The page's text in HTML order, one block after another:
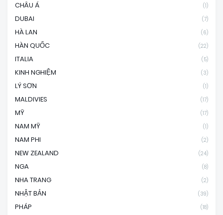
CHÂU Á (1)
DUBAI (7)
HÀ LAN (6)
HÀN QUỐC (22)
ITALIA (5)
KINH NGHIỆM (3)
LÝ SƠN (1)
MALDIVIES (17)
MỸ (17)
NAM MỸ (1)
NAM PHI (2)
NEW ZEALAND (24)
NGA (8)
NHA TRANG (2)
NHẬT BẢN (39)
PHÁP (18)